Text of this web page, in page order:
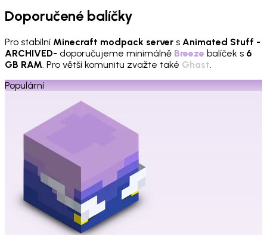
Doporučené balíčky
Pro stabilní Minecraft modpack server s Animated Stuff -
ARCHIVED- doporučujeme minimálně Breeze balíček s 6
GB RAM. Pro větší komunitu zvažte také Ghast.
Populární